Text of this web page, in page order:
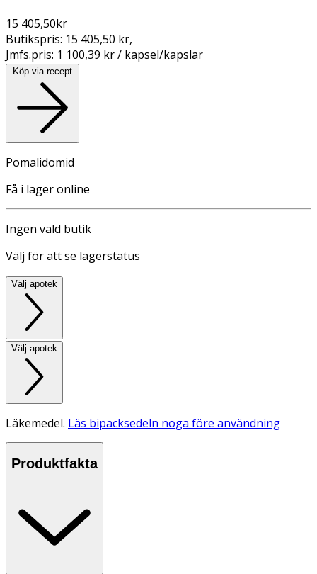
15 405,50kr
Butikspris: 15 405,50 kr,
Jmfs.pris: 1 100,39 kr / kapsel/kapslar
Köp via recept
Pomalidomid
Få i lager online
Ingen vald butik
Välj för att se lagerstatus
Välj apotek
Välj apotek
Läkemedel. Läs bipacksedeln noga före användning
Produktfakta